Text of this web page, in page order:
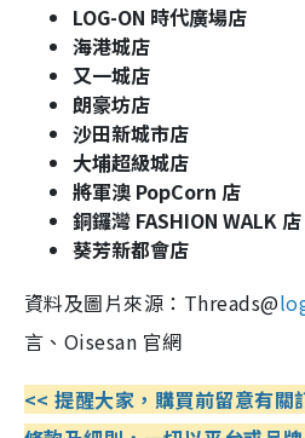
LOG-ON 時代廣場店
海港城店
又一城店
朗豪坊店
沙田新城市店
大埔超級城店
將軍澳 PopCorn 店
銅鑼灣 FASHION WALK 店
葵芳新都會店
資料及圖片來源：Threads@
言、Oisesan 官網
<< 提醒大家，購買前留意有關